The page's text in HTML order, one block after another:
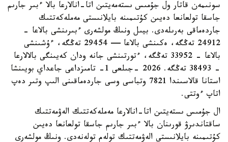
سونىمەن قاتار ول جۇمىس ىستەمەيتىن اتا-انالارعا بالا ءبىر جارىم
جاسقا تولعانعا دەيىن كۇتىمىنە بايلانىستى مەملەكەتتىك
جاردەماقى بەرىلەدى. بيىل ونىڭ مولشەرى ءبىرىنشى بالاعا -
24912 تەڭگە، ەكىنشى بالاعا — 29454 تەڭگە، ءۇشىنشى
بالاعا - 33952 تەڭگە، ءتورتىنشى جانە ودان كەيىنگى بالالارعا
- 38493 تەڭگە. 2026 -جىلعى 1- تامىزداعى جاعداي بويىنشا
استانا قالاسىندا 7821 وتباسى وسى جاردەماقىنى الىپ وتىر دەپ
اتاپ ءوتتى.
ال جۇمىس ىستەيتىن اتا-انالارعا مەملەكەتتىك الەۋمەتتىك
ساقتاندىرۋ قورىنان بالا ءبىر جارىم جاسقا تولعانعا دەيىن
كۇتىمىنە بايلانىستى الەۋمەتتىك تولەم تولەنەدى. ونىڭ مولشەرى